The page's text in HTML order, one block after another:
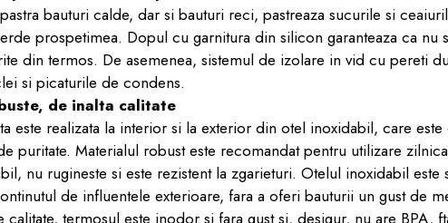
bauturi calde, dar si bauturi reci, pastreaza sucurile si
prospetimea. Dopul cu garnitura din silicon garanteaza ca nu
din termos. De asemenea, sistemul de izolare in vid cu pereti
si picaturile de condens.
de inalta calitate
este realizata la interior si la exterior din otel inoxidabil, care
puritate. Materialul robust este recomandat pentru utilizare
nu rugineste si este rezistent la zgarieturi. Otelul inoxidabil este
de influentele exterioare, fara a oferi bauturii un gust de
calitate, termosul este inodor si fara gust si, desigur, nu are BPA,